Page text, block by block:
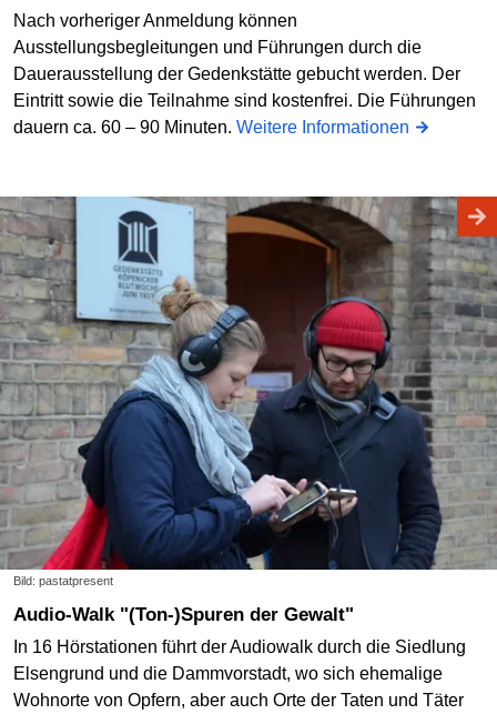
Nach vorheriger Anmeldung können
Ausstellungsbegleitungen und Führungen durch die
Dauerausstellung der Gedenkstätte gebucht werden. Der
Eintritt sowie die Teilnahme sind kostenfrei. Die Führungen
dauern ca. 60 – 90 Minuten. Weitere Informationen
Bild: pastatpresent
Audio-Walk "(Ton-)Spuren der Gewalt"
In 16 Hörstationen führt der Audiowalk durch die Siedlung
Elsengrund und die Dammvorstadt, wo sich ehemalige
Wohnorte von Opfern, aber auch Orte der Taten und Täter